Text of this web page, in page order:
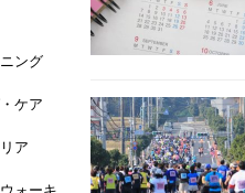
ング
ケア
ア